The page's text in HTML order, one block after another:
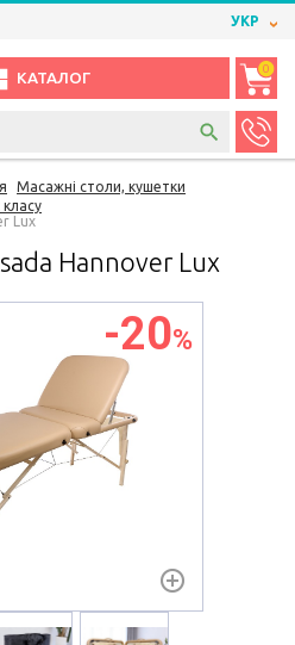
УКР
КАТАЛОГ
0
Масажні столи, кушетки
класу
Lux
Hannover Lux
-20%